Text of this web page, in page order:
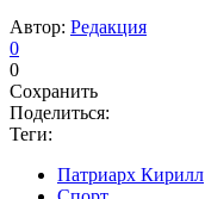
Автор: Редакция
0
0
Сохранить
Поделиться:
Теги:
Патриарх Кирилл